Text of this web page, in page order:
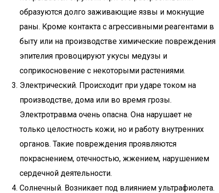
образуются долго заживающие язвы и мокнущие
раны. Кроме контакта с агрессивными реагентами в
быту или на производстве химические повреждения
эпителия провоцируют укусы медузы и
соприкосновение с некоторыми растениями.
Электрический. Происходит при ударе током на
производстве, дома или во время грозы.
Электротравма очень опасна. Она нарушает не
только целостность кожи, но и работу внутренних
органов. Такие повреждения проявляются
покраснением, отечностью, жжением, нарушением
сердечной деятельности.
Солнечный. Возникает под влиянием ультрафиолета.